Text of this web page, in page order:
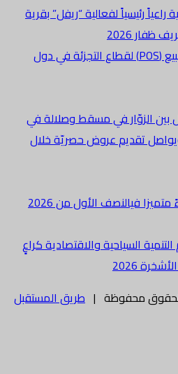
رئيسياً لفعالية “ريفل” بقرية
2026
زوهو تطلق حل نقاط البيع (POS) لقطاع التجزئة في دول
بين الزوّار في مسقط وصلالة في
تقديم عروض حصريّة خلال
فيالنصف الأول من 2026
السياحية والاقتصادية كراعٍ
2026
طريق المستقبل